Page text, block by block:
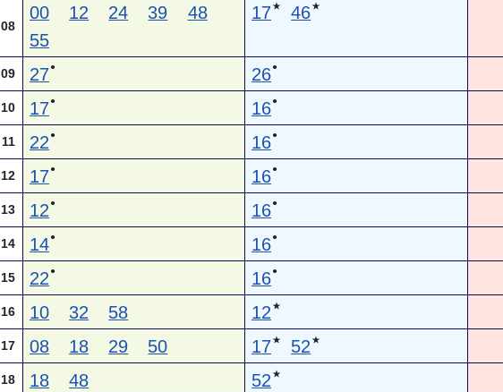
08
00 12 24 39
48
55
17★ 46★
09 27● 26●
10 17● 16●
11 22 ● 16●
12 17● 16●
13 12 ● 16●
14 14● 16●
15 22 ● 16●
16 10 32 58 12 ★
17 08 18 29 50 17★ 52 ★
18 18 48 52 ★